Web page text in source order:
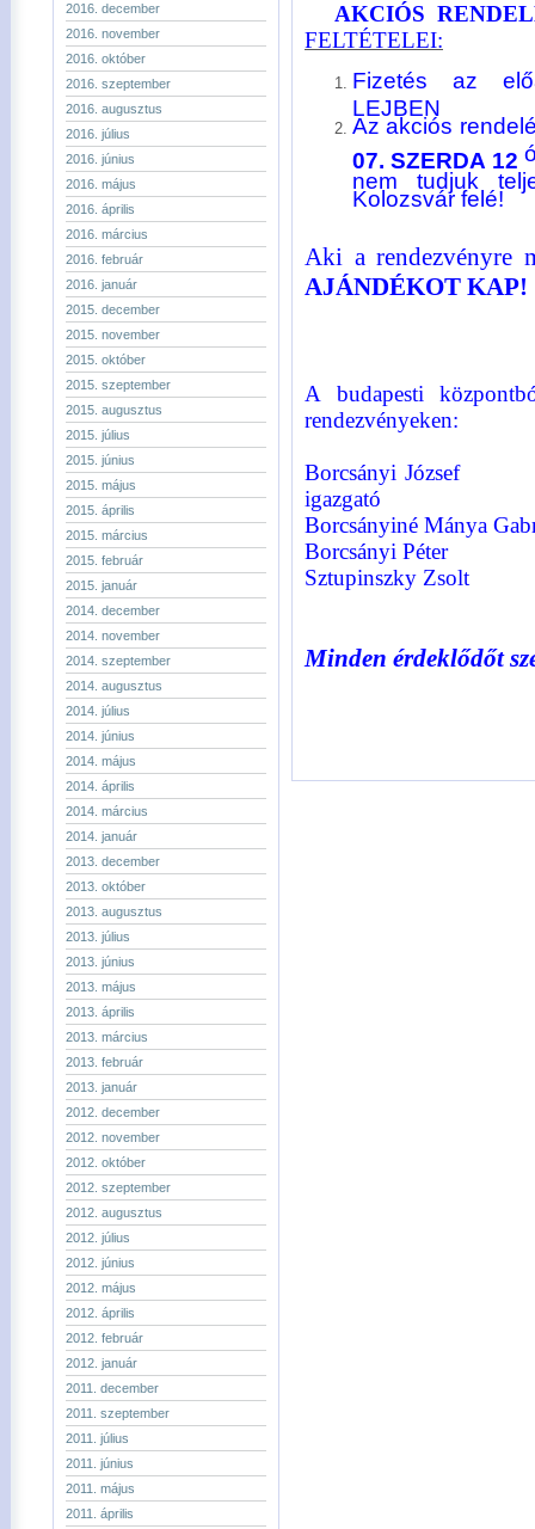
2016. december
2016. november
2016. október
2016. szeptember
2016. augusztus
2016. július
2016. június
2016. május
2016. április
2016. március
2016. február
2016. január
2015. december
2015. november
2015. október
2015. szeptember
2015. augusztus
2015. július
2015. június
2015. május
2015. április
2015. március
2015. február
2015. január
2014. december
2014. november
2014. szeptember
2014. augusztus
2014. július
2014. június
2014. május
2014. április
2014. március
2014. január
2013. december
2013. október
2013. augusztus
2013. július
2013. június
2013. május
2013. április
2013. március
2013. február
2013. január
2012. december
2012. november
2012. október
2012. szeptember
2012. augusztus
2012. július
2012. június
2012. május
2012. április
2012. február
2012. január
2011. december
2011. szeptember
2011. július
2011. június
2011. május
2011. április
AKCIÓS
FELTÉTELEI:
Fizetés az
LEJBEN
Az akciós
07. SZERDA 12
nem tudjuk
Kolozsvár felé!
Aki a rendezvényre
AJÁNDÉKOT KAP!
A budapesti
rendezvényeken:
Borcsányi
igazgató
Borcsányiné Mánya
Borcsányi Péter
Sztupinszky
Minden érdeklődőt